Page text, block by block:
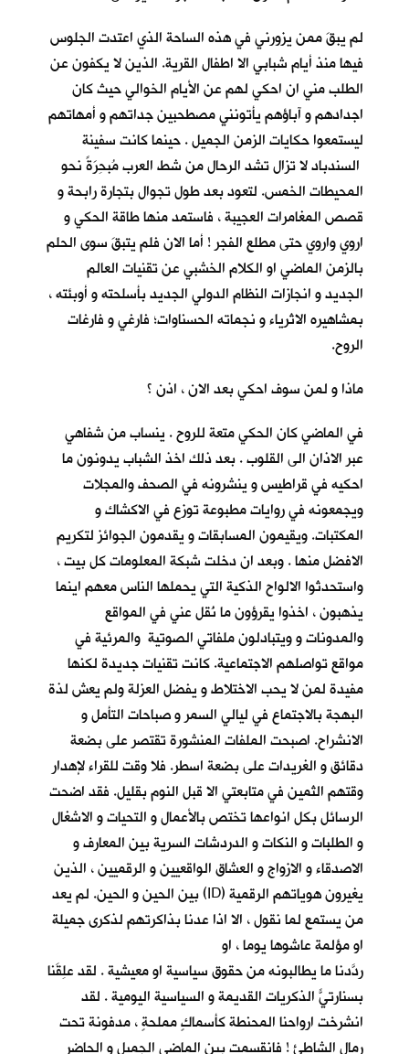
لم يبقَ ممن يزورني في هذه الساحة الذي اعتدت الجلوس
فيها منذ أيام شبابي الا اطفال القرية. الذين لا يكفون عن
الطلب مني ان احكي لهم عن الأيام الخوالي حيث كان
اجدادهم و آباؤهم يأتونني مصطحبين جداتهم و أمهاتهم
ليستمعوا حكايات الزمن الجميل . حينما كانت سفينة
السندباد لا تزال تشد الرحال من شط العرب مُبحِرَةً نحو
المحيطات الخمس. لتعود بعد طول تجوال بتجارة رابحة و
قصص المغامرات العجيبة ، فاستمد منها طاقة الحكي و
اروي واروي حتى مطلع الفجر ! أما الان فلم يتبقَ سوى الحلم
بالزمن الماضي او الكلام الخشبي عن تقنيات العالم
الجديد و انجازات النظام الدولي الجديد بأسلحته و أوبئته ،
بمشاهيره الاثرياء و نجماته الحسناوات؛ فارغي و فارغات
الروح.
ماذا و لمن سوف احكي بعد الان ، اذن ؟
في الماضي كان الحكي متعة للروح . ينساب من شفاهي
عبر الاذان الى القلوب . بعد ذلك اخذ الشباب يدونون ما
احكيه في قراطيس و ينشرونه في الصحف والمجلات
ويجمعونه في روايات مطبوعة توزع في الاكشاك و
المكتبات. ويقيمون المسابقات و يقدمون الجوائز لتكريم
الافضل منها . وبعد ان دخلت شبكة المعلومات كل بيت ،
واستحدثوا الالواح الذكية التي يحملها الناس معهم اينما
يذهبون ، اخذوا يقرؤون ما نُقل عني في المواقع
والمدونات و ويتبادلون ملفاتي الصوتية والمرئية في
مواقع تواصلهم الاجتماعية. كانت تقنيات جديدة لكنها
مفيدة لمن لا يحب الاختلاط و يفضل العزلة ولم يعش لذة
البهجة بالاجتماع في ليالي السمر و صباحات التأمل و
الانشراح. اصبحت الملفات المنشورة تقتصر على بضعة
دقائق و الغريدات على بضعة اسطر. فلا وقت للقراء لإهدار
وقتهم الثمين في متابعتي الا قبل النوم بقليل. فقد اضحت
الرسائل بكل انواعها تختص بالأعمال و التحيات و الاشغال
و الطلبات و النكات و الدردشات السرية بين المعارف و
الاصدقاء و الازواج و العشاق الواقعيين و الرقميين ، الذين
يغيرون هوياتهم الرقمية (ID) بين الحين و الحين. لم يعد
من يستمع لما نقول ، الا اذا عدنا بذاكرتهم لذكرى جميلة
او مؤلمة عاشوها يوما ، او
ردّدنا ما يطالبونه من حقوق سياسية او معيشية . لقد عَلِقَنا
بسنارتيًّ الذكريات القديمة و السياسية اليومية . لقد
انشرخت ارواحنا المحنطة كأسماكٍ مملحةٍ ، مدفونة تحت
رمال الشاطئ ! فانقسمت بين الماضي الجميل و الحاضر